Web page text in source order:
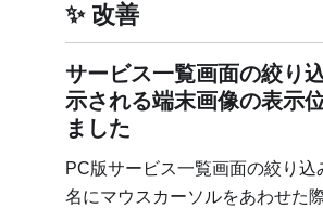
改善
サービス一覧画面の絞り
示される端末画像の表示
ました
PC版サービス一覧画面の絞り込
名にマウスカーソルをあわせた